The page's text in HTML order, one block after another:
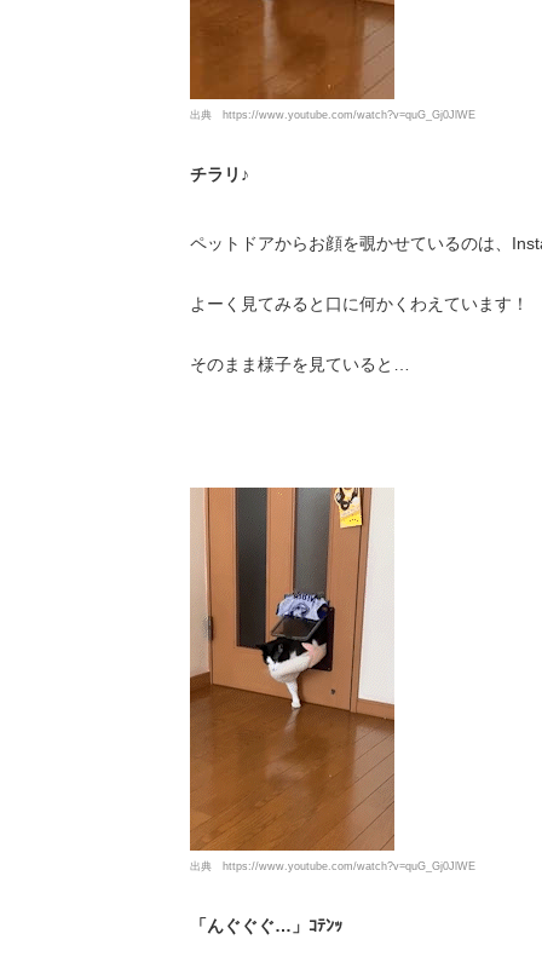
出典 https://www.youtube.com/watch?v=quG_Gj0JlWE
チラリ♪
ペットドアからお顔を覗かせているのは、
よーく見てみると口に何かくわえています！
そのまま様子を見ていると…
出典 https://www.youtube.com/watch?v=quG_Gj0JlWE
「んぐぐぐ…」ｺﾃﾝｯ